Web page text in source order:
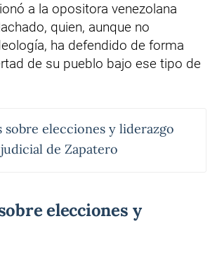
a la opositora venezolana
quien, aunque no
ha defendido de forma
de su pueblo bajo ese tipo de
sobre elecciones y liderazgo
de Zapatero
elecciones y